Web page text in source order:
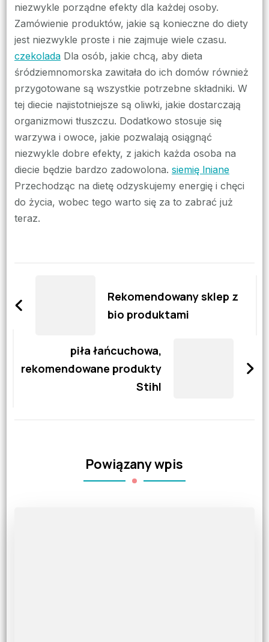
niezwykle porządne efekty dla każdej osoby.
Zamówienie produktów, jakie są konieczne do diety
jest niezwykle proste i nie zajmuje wiele czasu.
czekoladaDla osób, jakie chcą, aby dieta
śródziemnomorska zawitała do ich domów również
przygotowane są wszystkie potrzebne składniki. W
tej diecie najistotniejsze są oliwki, jakie dostarczają
organizmowi tłuszczu. Dodatkowo stosuje się
warzywa i owoce, jakie pozwalają osiągnąć
niezwykle dobre efekty, z jakich każda osoba na
diecie będzie bardzo zadowolona. siemię lniane
Przechodząc na dietę odzyskujemy energię i chęci
do życia, wobec tego warto się za to zabrać już
teraz.
wpisy
Rekomendowany sklep z
bio produktami
piła łańcuchowa,
rekomendowane produkty
Stihl
Powiązany wpis